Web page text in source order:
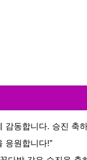
감동합니다. 승진 축
응원합니다!”